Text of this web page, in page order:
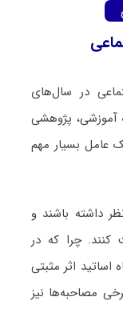
در سال‌های
آموزشی، پژوهشی
عامل بسیار مهم
داشته باشند و
چرا که در
اثر مثبتی
مصاحبه‌ها نیز